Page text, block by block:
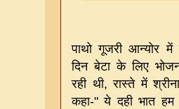
पाथो गूजरी आन्योर में
दिन बेटा के लिए
रही थी,रास्ते में
कहा-"ये दही भात हम